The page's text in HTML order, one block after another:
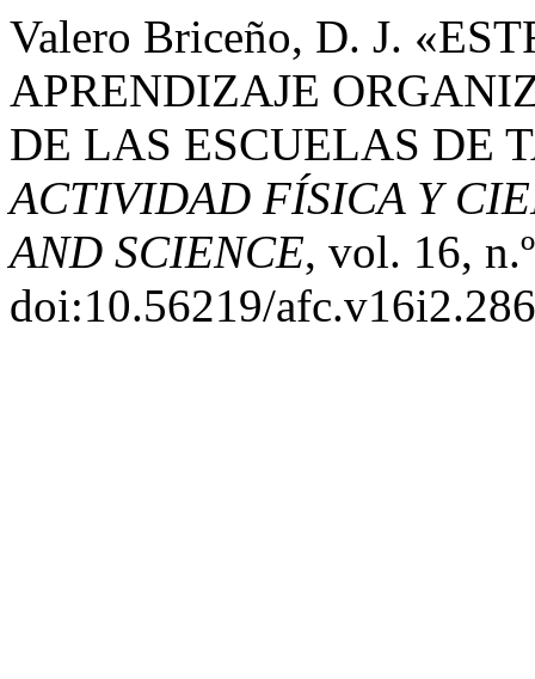
Valero Briceño, D. J.
APRENDIZAJE
DE LAS ESCUELAS DE
ACTIVIDAD FÍSICA Y
AND SCIENCE, vol. 16,
doi:10.56219/